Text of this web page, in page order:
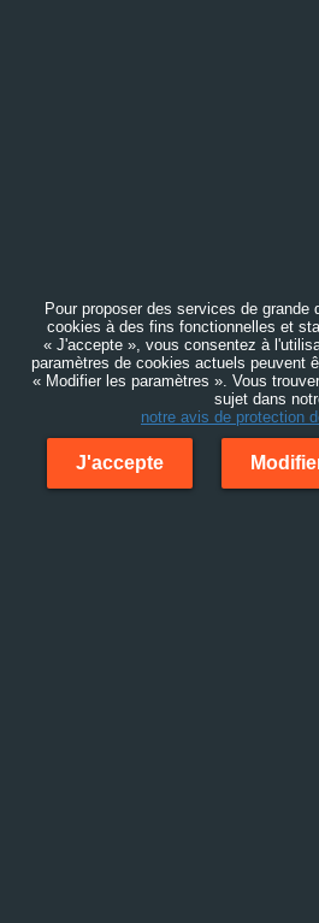
Pour proposer des services de grande
cookies à des fins fonctionnelles et
« J'accepte », vous consentez à
paramètres de cookies actuels peuvent
« Modifier les paramètres ». Vous
sujet dans
notre avis de protection
J'accepte